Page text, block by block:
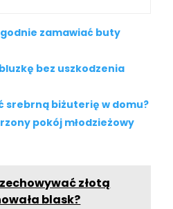
zamawiać buty
bez uszkodzenia
srebrną biżuterię w domu?
pokój młodzieżowy
złotą
blask?